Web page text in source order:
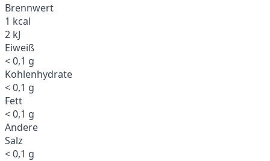
Brennwert
1 kcal
2 kJ
Eiweiß
< 0,1 g
Kohlenhydrate
< 0,1 g
Fett
< 0,1 g
Andere
Salz
< 0,1 g